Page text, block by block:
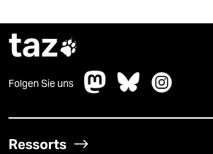
taz
Folgen Sie uns
Ressorts